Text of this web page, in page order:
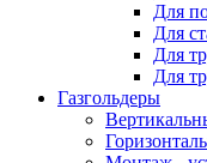
Для
Для
Для
Для
Газгольдеры